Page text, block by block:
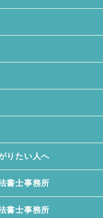
りたい人へ
書士事務所
書士事務所